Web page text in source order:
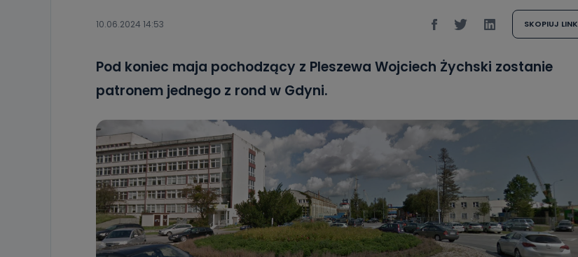
10.06.2024 14:53 SKOPIUJ LINK
Pod koniec maja pochodzący z Pleszewa Wojciech Żychski zostanie
patronem jednego z rond w Gdyni.